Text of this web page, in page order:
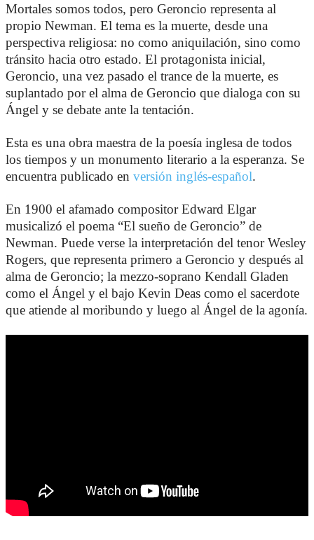
Mortales somos todos, pero Geroncio representa al
propio Newman. El tema es la muerte, desde una
perspectiva religiosa: no como aniquilación, sino como
tránsito hacia otro estado. El protagonista inicial,
Geroncio, una vez pasado el trance de la muerte, es
suplantado por el alma de Geroncio que dialoga con su
Ángel y se debate ante la tentación.
Esta es una obra maestra de la poesía inglesa de todos
los tiempos y un monumento literario a la esperanza. Se
encuentra publicado en versión inglés-español.
En 1900 el afamado compositor Edward Elgar
musicalizó el poema “El sueño de Geroncio” de
Newman. Puede verse la interpretación del tenor Wesley
Rogers, que representa primero a Geroncio y después al
alma de Geroncio; la mezzo-soprano Kendall Gladen
como el Ángel y el bajo Kevin Deas como el sacerdote
que atiende al moribundo y luego al Ángel de la agonía.